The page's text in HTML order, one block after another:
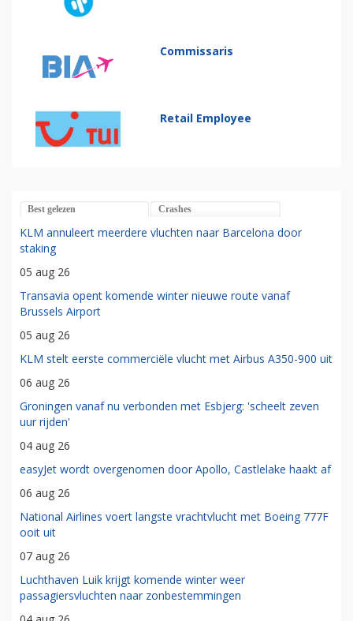
Commissaris
Retail Employee
Best gelezen Crashes
KLM annuleert meerdere vluchten naar Barcelona door
staking
05 aug 26
Transavia opent komende winter nieuwe route vanaf
Brussels Airport
05 aug 26
KLM stelt eerste commerciële vlucht met Airbus A350-900 uit
06 aug 26
Groningen vanaf nu verbonden met Esbjerg: 'scheelt zeven
uur rijden'
04 aug 26
easyJet wordt overgenomen door Apollo, Castlelake haakt af
06 aug 26
National Airlines voert langste vrachtvlucht met Boeing 777F
ooit uit
07 aug 26
Luchthaven Luik krijgt komende winter weer
passagiersvluchten naar zonbestemmingen